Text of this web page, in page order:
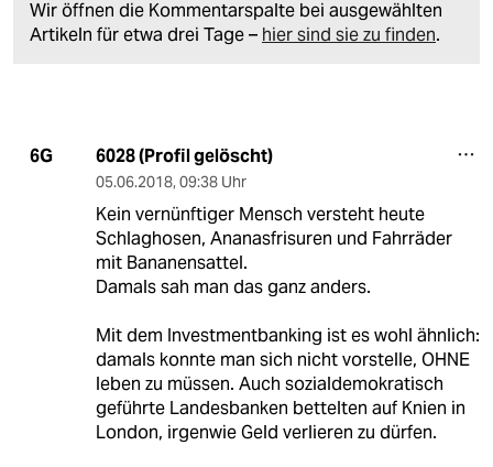
Wir öffnen die Kommentarspalte bei ausgewählten
Artikeln für etwa drei Tage – hier sind sie zu finden.
6G 6028 (Profil gelöscht)
05.06.2018, 09:38 Uhr
Kein vernünftiger Mensch versteht heute
Schlaghosen, Ananasfrisuren und Fahrräder
mit Bananensattel.
Damals sah man das ganz anders.
Mit dem Investmentbanking ist es wohl ähnlich:
damals konnte man sich nicht vorstelle, OHNE
leben zu müssen. Auch sozialdemokratisch
geführte Landesbanken bettelten auf Knien in
London, irgenwie Geld verlieren zu dürfen.